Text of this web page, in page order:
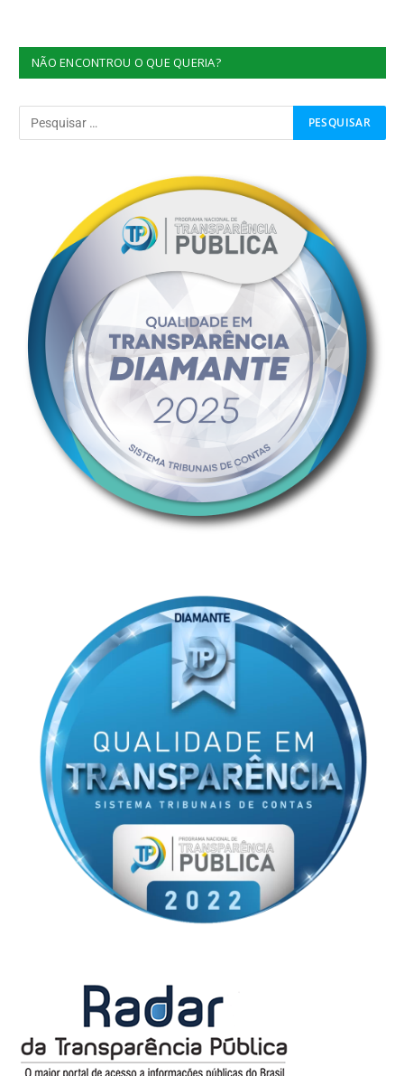
NÃO ENCONTROU O QUE QUERIA?